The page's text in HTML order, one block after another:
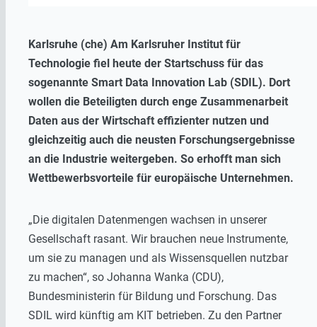
Karlsruhe (che) Am Karlsruher Institut für
Technologie fiel heute der Startschuss für das
sogenannte Smart Data Innovation Lab (SDIL). Dort
wollen die Beteiligten durch enge Zusammenarbeit
Daten aus der Wirtschaft effizienter nutzen und
gleichzeitig auch die neusten Forschungsergebnisse
an die Industrie weitergeben. So erhofft man sich
Wettbewerbsvorteile für europäische Unternehmen.
„Die digitalen Datenmengen wachsen in unserer
Gesellschaft rasant. Wir brauchen neue Instrumente,
um sie zu managen und als Wissensquellen nutzbar
zu machen“, so Johanna Wanka (CDU),
Bundesministerin für Bildung und Forschung. Das
SDIL wird künftig am KIT betrieben. Zu den Partner